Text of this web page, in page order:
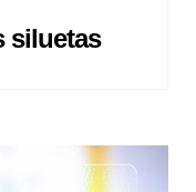
siluetas